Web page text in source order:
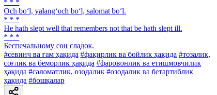
* * *
Och bo‘l, yalang‘och bo‘l, salomat bo‘l.
* * *
He hath slept well that remembers not that be hath slept ill.
* * *
Беспечальному сон сладок.
#севинч ва ғам ҳақида #фақирлик ва бойлик ҳақида #тозалик,
соғлик ва беморлик ҳақида #фаровонлик ва етишмовчилик
ҳақида #саломатлик, озодалик #озодалик ва бетартиблик
ҳақида #бошқалар